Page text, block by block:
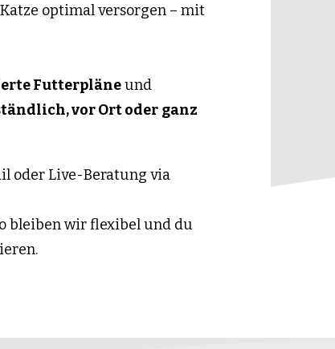
optimal versorgen – mit
Futterpläneund
vor Ort oder ganz
oder Live-Beratung via
bleiben wir flexibel und du